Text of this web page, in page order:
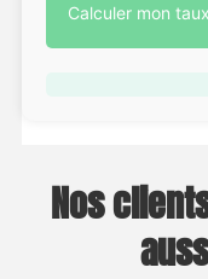
Calculer mon
Nos